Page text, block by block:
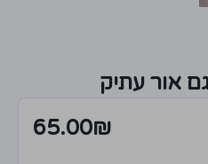
אור עתיק
65.00₪